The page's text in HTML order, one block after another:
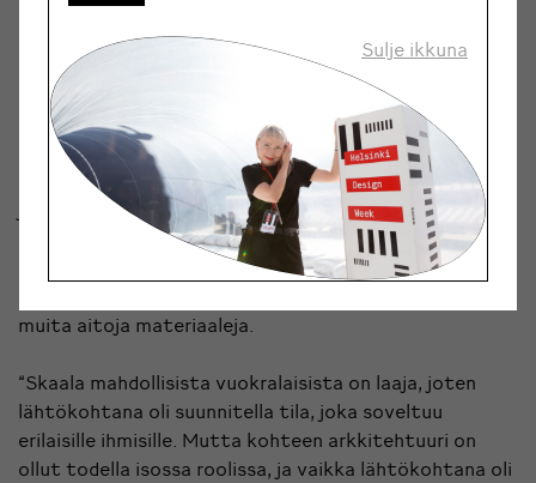
Myös Wikberg ja Syvähuoko ovat pohtineet työssään
Punavuoren identiteettiä. “Meidän mielestämme
hyvän tilakokemuksen luo se, että kun tilaan astuu
sisään, se ei ole irrallinen alueesta, vaan tuntuu
luonnolliselta.”
Merikorttelin tehdasrakennuksen materiaalisuus –
julkisivun tiili ja rouheus – ovat toimineet kaksikon
suunnittelun lähtökohtina. Patinoituvat, aidot
materiaalit toistuvat väreissä ja pintamateriaaleissa,
muita aitoja materiaaleja.
“Skaala mahdollisista vuokralaisista on laaja, joten
lähtökohtana oli suunnitella tila, joka soveltuu
erilaisille ihmisille. Mutta kohteen arkkitehtuuri on
ollut todella isossa roolissa, ja vaikka lähtökohtana oli
Sulje ikkuna